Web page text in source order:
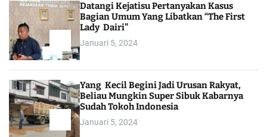
Datangi Kejatisu Pertanyakan Kasus
Bagian Umum Yang Libatkan “The First
Lady Dairi”
Januari 5, 2024
Yang Kecil Begini Jadi Urusan Rakyat,
Beliau Mungkin Super Sibuk Kabarnya
Sudah Tokoh Indonesia
Januari 5, 2024